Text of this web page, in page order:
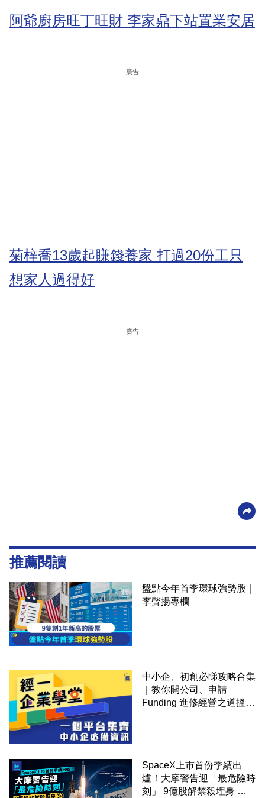
阿爺廚房旺丁旺財 李家鼎下站置業安居
廣告
菊梓喬13歲起賺錢養家 打過20份工只
想家人過得好
廣告
推薦閱讀
盤點今年首季環球強勢股｜
李聲揚專欄
中小企、初創必睇攻略合集
｜教你開公司、申請
Funding 進修經營之道搵大
SpaceX上市首份季績出
爐！大摩警告迎「最危險時
刻」 9億股解禁殺埋身 拆